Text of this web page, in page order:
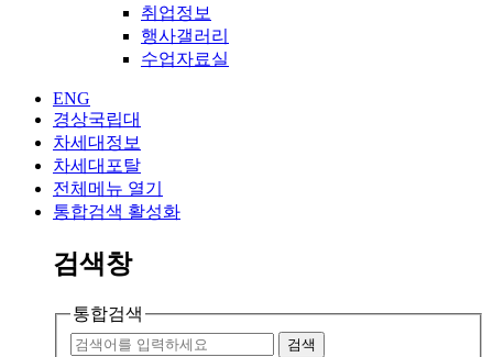
취업정보
행사갤러리
수업자료실
ENG
경상국립대
차세대정보
차세대포탈
전체메뉴 열기
통합검색 활성화
검색창
통합검색
검색